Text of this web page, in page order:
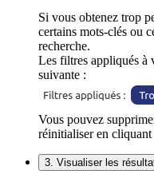
Si vous obtenez trop
certains mots-clés ou
recherche.
Les filtres appliqués à
suivante :
Vous pouvez
réinitialiser en
3. Visualiser les